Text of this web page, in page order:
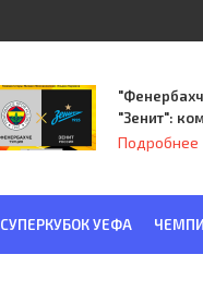
"Зенит":
Семака
Подробнее
СУПЕРКУБОК УЕФА